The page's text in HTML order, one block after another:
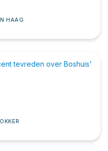
HAAG
tevreden over Boshuis'